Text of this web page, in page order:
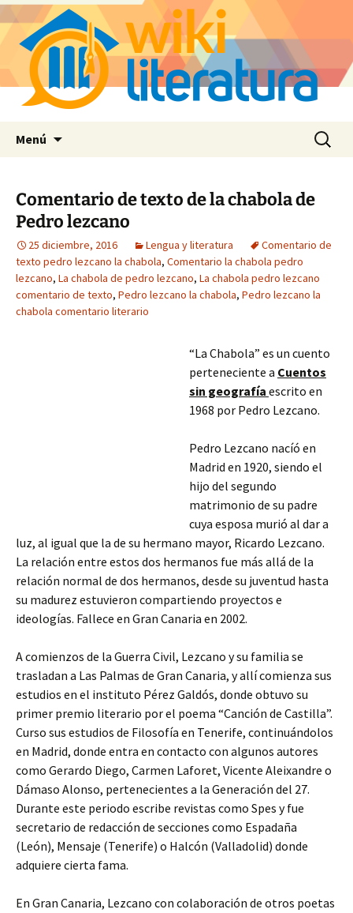
Menú Buscar:
Comentario de texto de la chabola de
Pedro lezcano
25 diciembre, 2016 Lengua y literatura
Comentario de
texto pedro lezcano la chabola, Comentario la chabola pedro
lezcano, La chabola de pedro lezcano, La chabola pedro lezcano
comentario de texto, Pedro lezcano la chabola, Pedro lezcano la
chabola comentario literario
“La Chabola” es un cuento
perteneciente a Cuentos
sin geografía escrito en
1968 por Pedro Lezcano.
Pedro Lezcano nacíó en
Madrid en 1920, siendo el
hijo del segundo
matrimonio de su padre
cuya esposa murió al dar a
luz, al igual que la de su hermano mayor, Ricardo Lezcano.
La relación entre estos dos hermanos fue más allá de la
relación normal de dos hermanos, desde su juventud hasta
su madurez estuvieron compartiendo proyectos e
ideologías. Fallece en Gran Canaria en 2002.
A comienzos de la Guerra Civil, Lezcano y su familia se
trasladan a Las Palmas de Gran Canaria, y allí comienza sus
estudios en el instituto Pérez Galdós, donde obtuvo su
primer premio literario por el poema “Canción de Castilla”.
Curso sus estudios de Filosofía en Tenerife, continuándolos
en Madrid, donde entra en contacto con algunos autores
como Gerardo Diego, Carmen Laforet, Vicente Aleixandre o
Dámaso Alonso, pertenecientes a la Generación del 27.
Durante este periodo escribe revistas como Spes y fue
secretario de redacción de secciones como Espadaña
(León), Mensaje (Tenerife) o Halcón (Valladolid) donde
adquiere cierta fama.
En Gran Canaria, Lezcano con colaboración de otros poetas